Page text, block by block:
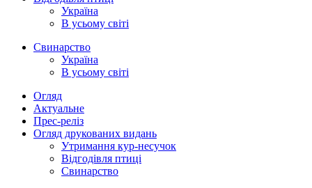
Україна
В усьому світі
Свинарство
Україна
В усьому світі
Огляд
Актуальне
Прес-реліз
Огляд друкованих видань
Утримання кур-несучок
Відгодівля птиці
Свинарство